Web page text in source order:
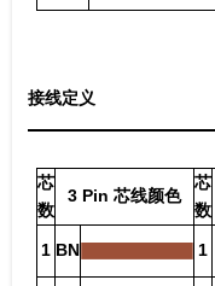
接线定义
芯
数
3 Pin 芯线颜色
芯
数
1 BN 1